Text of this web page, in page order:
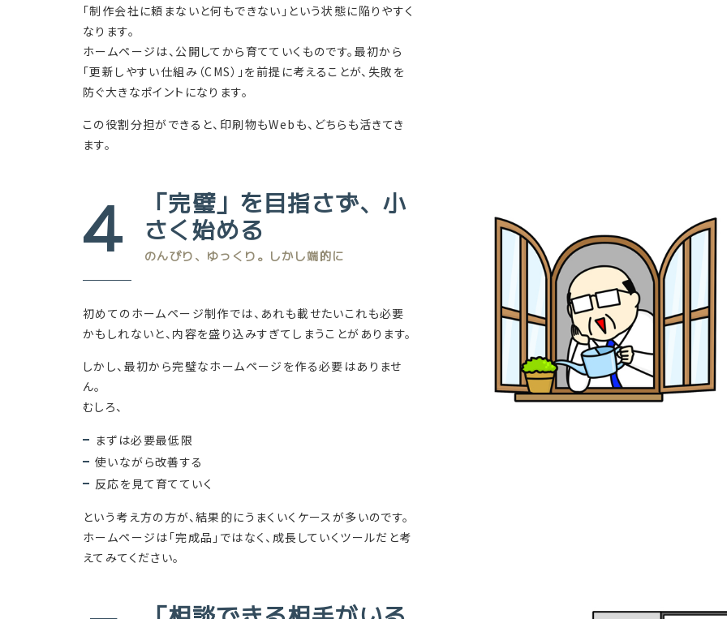
「制作会社に頼まないと何もできない」という状態に陥りやすく
なります。
ホームページは、公開してから育てていくものです。最初から
「更新しやすい仕組み（CMS）」を前提に考えることが、失敗を
防ぐ大きなポイントになります。
この役割分担ができると、印刷物もWebも、どちらも活きてき
ます。
4
「完璧」を目指さず、小
さく始める
のんびり、ゆっくり。しかし端的に
初めてのホームページ制作では、あれも載せたいこれも必要
かもしれないと、内容を盛り込みすぎてしまうことがあります。
しかし、最初から完璧なホームページを作る必要はありませ
ん。
むしろ、
まずは必要最低限
使いながら改善する
反応を見て育てていく
という考え方の方が、結果的にうまくいくケースが多いのです。
ホームページは「完成品」ではなく、成長していくツールだと考
えてみてください。